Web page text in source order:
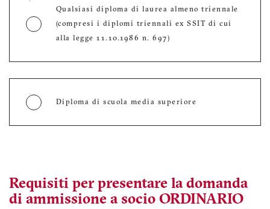
Qualsiasi diploma di laurea almeno triennale
(compresi i diplomi triennali ex SSIT di cui
alla legge 11.10.1986 n. 697)
Diploma di scuola media superiore
Requisiti per presentare la domanda
di ammissione a socio ORDINARIO